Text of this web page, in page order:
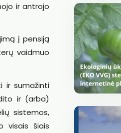
ir antrojo
į pensiją
vaidmuo
ir sumažinti
ir (arba)
sistemos,
visais šiais